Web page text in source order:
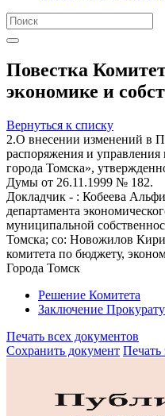
Повестка
экономике и
Вернуться к списку
2.О внесении изменений в
распоряжения и
города Томска»,
Думы от 26.11.1999 № 182.
Докладчик - : Кобеева
департамента
муниципальной
Томска; со: Новожилов
комитета по бюджету,
Города Томск
Решение Комитета
Заключение
Печать всех документов
Сохранить документ Печать